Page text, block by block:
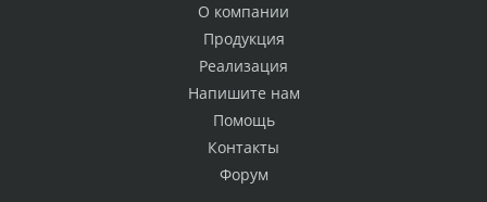
О компании
Продукция
Реализация
Напишите нам
Помощь
Контакты
Форум